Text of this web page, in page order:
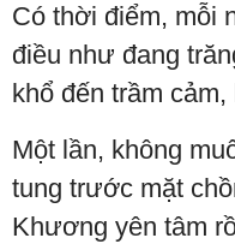
Có thời điểm, mỗi
điều như đang
khổ đến trầm
Một lần, không
tung trước mặt
Khương yên tâm